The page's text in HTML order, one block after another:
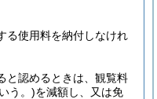
る使用料を納付しなけれ
と認めるときは、観覧料
う。)を減額し、又は免